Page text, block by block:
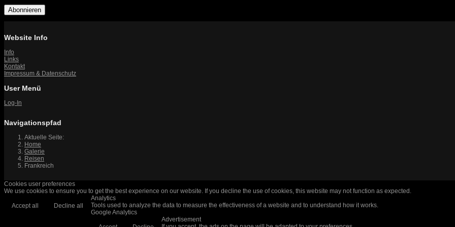
Abonnieren
Website Info
Info
Links
Kontakt
Impressum & Datenschutz
User Menü
Log-In
Navigationspfad
Aktuelle Seite:
Home
Galerie
Reisen
Frankreich
Cookies user preferences
We use cookies to ensure you to get the best experience on our website. If you decline the use of cookies, this website may not function as expected.
Accept all Decline all
Analytics
Tools used to analyze the data to measure the effectiveness of a website and to understand how it works.
Google Analytics
Advertisement